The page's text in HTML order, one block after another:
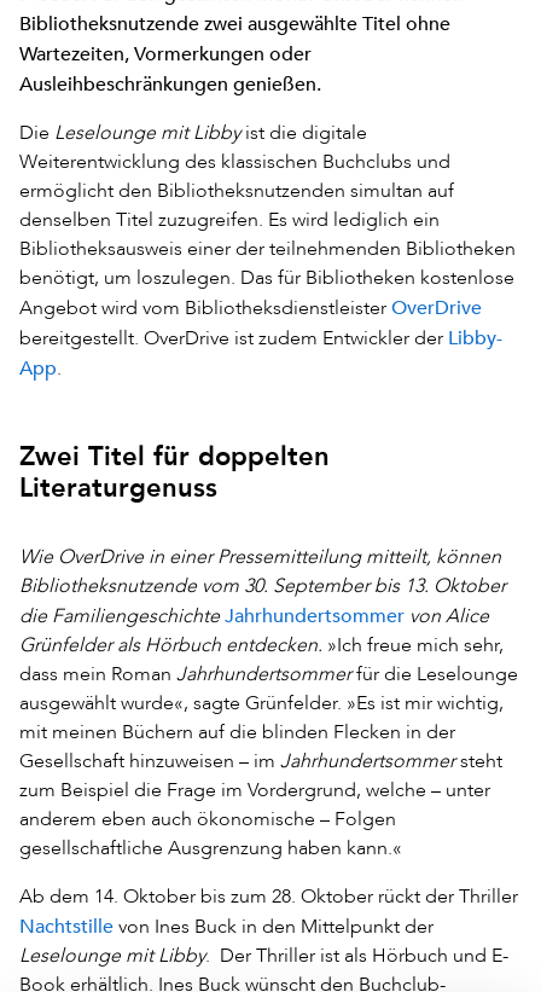
Bibliotheksnutzende zwei ausgewählte Titel ohne
Wartezeiten, Vormerkungen oder
Ausleihbeschränkungen genießen.
Die Leselounge mit Libbyist die digitale
Weiterentwicklung des klassischen Buchclubs und
ermöglicht den Bibliotheksnutzenden simultan auf
denselben Titel zuzugreifen. Es wird lediglich ein
Bibliotheksausweis einer der teilnehmenden Bibliotheken
benötigt, um loszulegen. Das für Bibliotheken kostenlose
Angebot wird vom Bibliotheksdienstleister OverDrive
bereitgestellt. OverDrive ist zudem Entwickler der Libby-
App.
Zwei Titel für doppelten
Literaturgenuss
Wie OverDrive in einer Pressemitteilung mitteilt, können
Bibliotheksnutzende vom 30. September bis 13. Oktober
die Familiengeschichte Jahrhundertsommer von Alice
Grünfelder als Hörbuch entdecken. »Ich freue mich sehr,
dass mein Roman Jahrhundertsommerfür die Leselounge
ausgewählt wurde«, sagte Grünfelder. »Es ist mir wichtig,
mit meinen Büchern auf die blinden Flecken in der
Gesellschaft hinzuweisen – im Jahrhundertsommersteht
zum Beispiel die Frage im Vordergrund, welche – unter
anderem eben auch ökonomische – Folgen
gesellschaftliche Ausgrenzung haben kann.«
Ab dem 14. Oktober bis zum 28. Oktober rückt der Thriller
Nachtstille von Ines Buck in den Mittelpunkt der
Leselounge mit Libby. Der Thriller ist als Hörbuch und E-
Book erhältlich. Ines Buck wünscht den Buchclub-